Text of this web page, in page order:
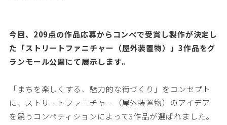
今回、209点の作品応募からコンペで受賞し製作が決定し
た「ストリートファニチャー（屋外装置物）」3作品をグ
ランモール公園にて展示します。
「まちを楽しくする、魅力的な街づくり」をコンセプト
に、ストリートファニチャー（屋外装置物）のアイデア
を競うコンペティションによって3作品が選ばれました。